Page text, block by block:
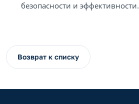
безопасности и эффективности.
Возврат к списку